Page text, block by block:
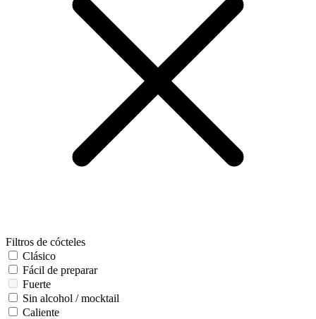
Filtros de cócteles
Clásico
Fácil de preparar
Fuerte
Sin alcohol / mocktail
Caliente